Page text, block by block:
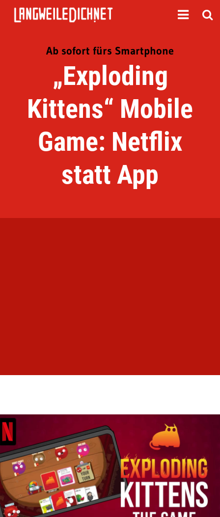
Ab sofort fürs Smartphone
„Exploding
Kittens“ Mobile
Game: Netflix
statt App